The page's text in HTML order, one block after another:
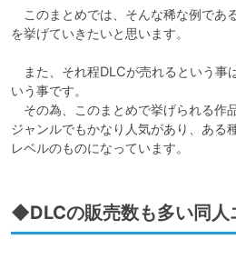
このまとめでは、そんな稀な例であ
を挙げていきたいと思います。
また、それ程DLCが売れるという事
いう事です。
その為、このまとめで挙げられる作
ジャンルでもかなり人気があり、ある
レベルのものになっています。
◆DLCの販売数も多い同人